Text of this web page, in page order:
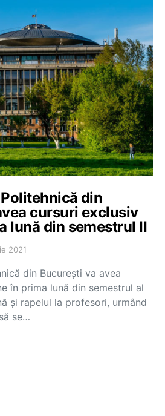
din
cursuri exclusiv
lună din semestrul II
2021
din București va avea
în prima lună din semestrul al
și rapelul la profesori, urmând
se…